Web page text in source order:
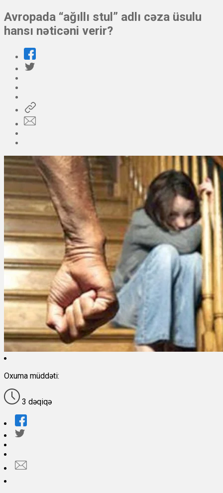
Avropada “ağıllı stul” adlı cəza üsulu
hansı nəticəni verir?
Oxuma müddəti:
3 dəqiqə